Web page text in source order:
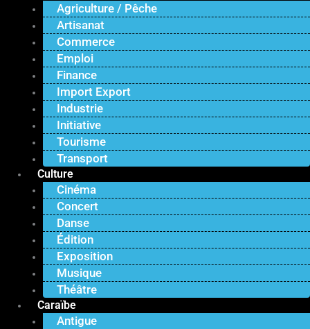
Agriculture / Pêche
Artisanat
Commerce
Emploi
Finance
Import Export
Industrie
Initiative
Tourisme
Transport
Culture
Cinéma
Concert
Danse
Édition
Exposition
Musique
Théâtre
Caraïbe
Antigue